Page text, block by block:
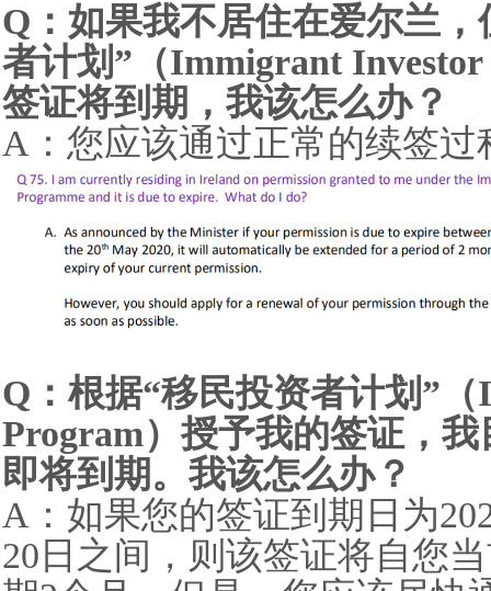
Q：如果我不居住在爱尔兰
者计划”（Immigrant
签证将到期，我该怎么办？
A：您应该通过正常的续签过
Q：根据“移民投资者计划”
Program）授予我的签证，
即将到期。我该怎么办？
A：如果您的签证到期日为
20日之间，则该签证将自您